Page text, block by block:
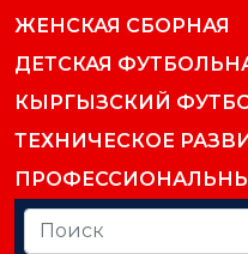
ЖЕНСКАЯ СБОРНАЯ
ДЕТСКАЯ
КЫРГЫЗСКИЙ
ТЕХНИЧЕСКОЕ